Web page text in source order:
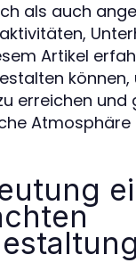
als auch
Artikel
erreichen und
Atmosphäre